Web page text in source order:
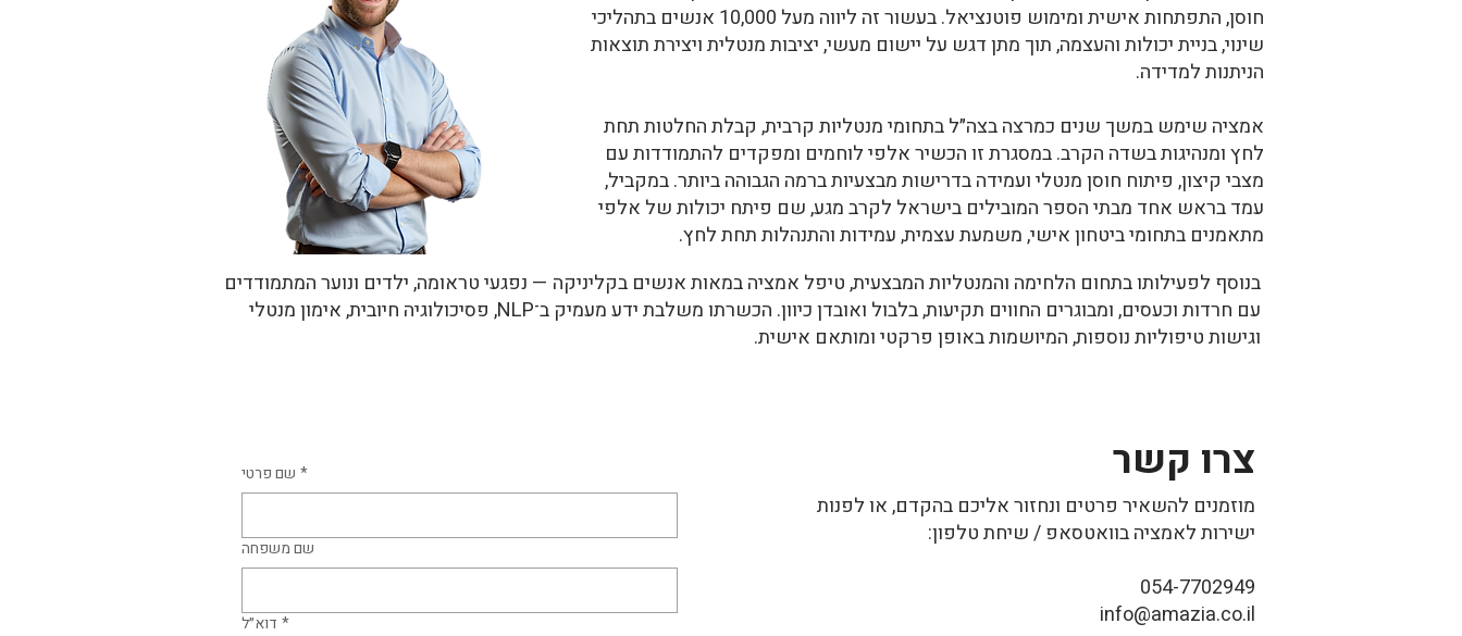
חוסן, התפתחות אישית ומימוש פוטנציאל. בעשור זה ליווה מעל 10,000 אנשים בתהליכי
שינוי, בניית יכולות והעצמה, תוך מתן דגש על יישום מעשי, יציבות מנטלית ויצירת תוצאות
הניתנות למדידה.
אמציה שימש במשך שנים כמרצה בצה״ל בתחומי מנטליות קרבית, קבלת החלטות תחת
לחץ ומנהיגות בשדה הקרב. במסגרת זו הכשיר אלפי לוחמים ומפקדים להתמודדות עם
מצבי קיצון, פיתוח חוסן מנטלי ועמידה בדרישות מבצעיות ברמה הגבוהה ביותר. במקביל,
עמד בראש אחד מבתי הספר המובילים בישראל לקרב מגע, שם פיתח יכולות של אלפי
מתאמנים בתחומי ביטחון אישי, משמעת עצמית, עמידות והתנהלות תחת לחץ.
בנוסף לפעילותו בתחום הלחימה והמנטליות המבצעית, טיפל אמציה במאות אנשים בקליניקה — נפגעי טראומה, ילדים ונוער המתמודדים
עם חרדות וכעסים, ומבוגרים החווים תקיעות, בלבול ואובדן כיוון. הכשרתו משלבת ידע מעמיק ב־NLP, פסיכולוגיה חיובית, אימון מנטלי
וגישות טיפוליות נוספות, המיושמות באופן פרקטי ומותאם אישית.
צרו קשר
מוזמנים להשאיר פרטים ונחזור אליכם בהקדם, או לפנות
ישירות לאמציה בוואטסאפ / שיחת טלפון:
054-7702949
info@amazia.co.il
שם פרטי *
שם משפחה
דוא״ל *